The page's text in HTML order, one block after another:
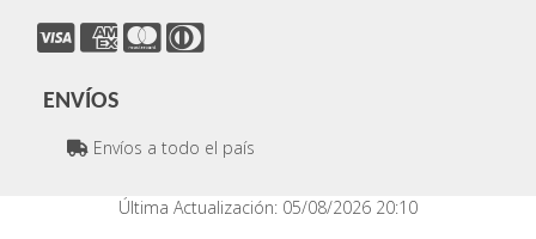
ENVÍOS
Envíos a todo el país
Última Actualización: 05/08/2026 20:10